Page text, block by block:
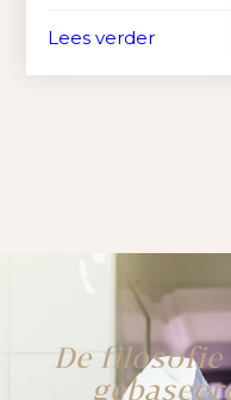
Lees verder
De filosofie